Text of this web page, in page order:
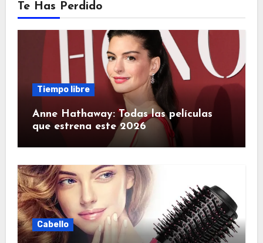
Te Has Perdido
Tiempo libre
Anne Hathaway: Todas las películas
que estrena este 2026
Cabello